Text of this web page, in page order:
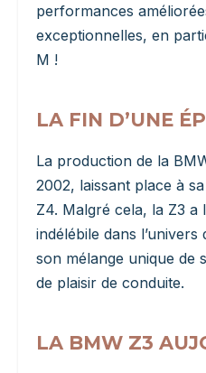
performances
exceptionnelles, en
M !
LA FIN D’UNE
La production de la
2002, laissant place à
Z4. Malgré cela, la Z3 a
indélébile dans
son mélange unique de
de plaisir de conduite.
LA BMW Z3